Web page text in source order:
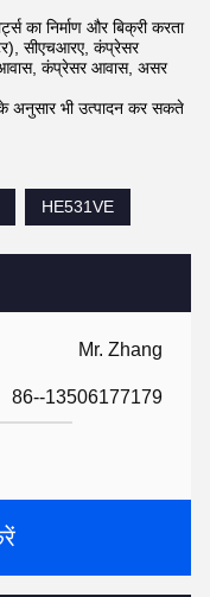
Mr. Zhang
86--13506177179
का निर्माण और बिक्री करता
सीएचआरए, कंप्रेसर
आवास, कंप्रेसर आवास, असर
अनुसार भी उत्पादन कर सकते
HE531VE